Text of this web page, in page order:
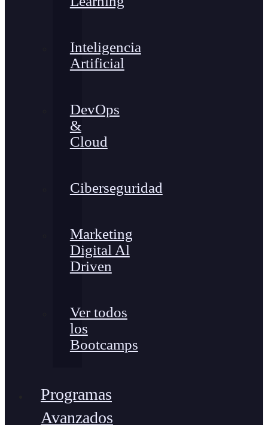
Inteligencia
Artificial
DevOps
&
Cloud
Ciberseguridad
Marketing
Digital Al
Driven
Ver todos
los
Bootcamps
Programas
Avanzados